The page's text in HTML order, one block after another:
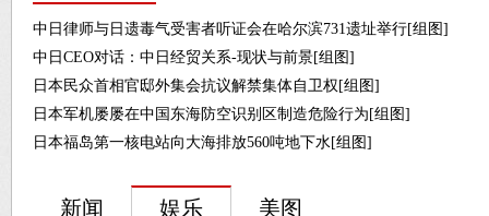
中日律师与日遗毒气受害者听证会在哈尔滨731遗址举行[组图]
中日CEO对话：中日经贸关系-现状与前景[组图]
日本民众首相官邸外集会抗议解禁集体自卫权[组图]
日本军机屡屡在中国东海防空识别区制造危险行为[组图]
日本福岛第一核电站向大海排放560吨地下水[组图]